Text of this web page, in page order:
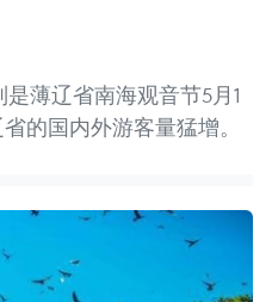
薄辽省南海观音节5月1
的国内外游客量猛增。